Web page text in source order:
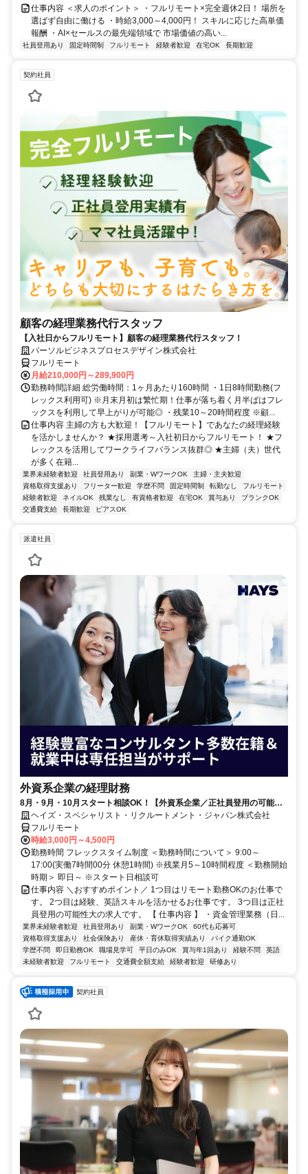
仕事内容 ＜求人のポイント＞ ・フルリモート×完全週休2日！ 場所を
選ばず自由に働ける ・時給3,000～4,000円！ スキルに応じた高単価
報酬 ・AI×セールスの最先端領域で 市場価値の高い...
社員登用あり 固定時間制 フルリモート 経験者歓迎 在宅OK 長期歓迎
契約社員
顧客の経理業務代行スタッフ
【入社日からフルリモート】顧客の経理業務代行スタッフ！
パーソルビジネスプロセスデザイン株式会社
フルリモート
月給210,000円～289,900円
勤務時間詳細 総労働時間：1ヶ月あたり160時間 ・1日8時間勤務(フ
レックス利用可) ※月末月初は繁忙期！仕事が落ち着く月半ばはフレ
ックスを利用して早上がりが可能◎ ・残業10～20時間程度 ※顧...
仕事内容 主婦の方も大歓迎！【フルリモート】であなたの経理経験
を活かしませんか？ ★採用選考～入社初日からフルリモート！ ★フ
レックスを活用してワークライフバランス抜群◎ ★主婦（夫）世代
が多く在籍...
業界未経験者歓迎 社員登用あり 副業・WワークOK
主婦・主夫歓迎
資格取得支援あり
フリーター歓迎 学歴不問 固定時間制 転勤なし
フルリモート
経験者歓迎
ネイルOK 残業なし 有資格者歓迎 在宅OK 賞与あり
ブランクOK
交通費支給
長期歓迎 ピアスOK
派遣社員
外資系企業の経理財務
8月・9月・10月スタート相談OK！【外資系企業／正社員登用の可能性
大／700万～800万／リモート勤務OK】経理財務
ヘイズ・スペシャリスト・リクルートメント・ジャパン株式会社
フルリモート
時給3,000円～4,500円
勤務時間 フレックスタイム制度 ＜勤務時間について＞ 9:00～
17:00(実働7時間00分 休憩1時間) ※残業月5～10時間程度 ＜勤務開始
時期＞ 即日～ ※スタート日相談可
仕事内容 ＼おすすめポイント／ 1つ目はリモート勤務OKのお仕事で
す。 2つ目は経験、英語スキルを活かせるお仕事です。 3つ目は正社
員登用の可能性大の求人です。 【 仕事内容 】 ・資金管理業務（日...
業界未経験者歓迎 社員登用あり 副業・WワークOK
60代も応募可
資格取得支援あり
社会保険あり 産休・育休取得実績あり
バイク通勤OK
学歴不問
即日勤務OK 職場見学可 平日のみOK 賞与年1回あり 経験不問
英語
未経験者歓迎
フルリモート 交通費全額支給 経験者歓迎 研修あり
契約社員